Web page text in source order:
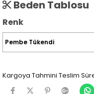
Beden Tablosu
Renk
Kargoya Tahmini Teslim